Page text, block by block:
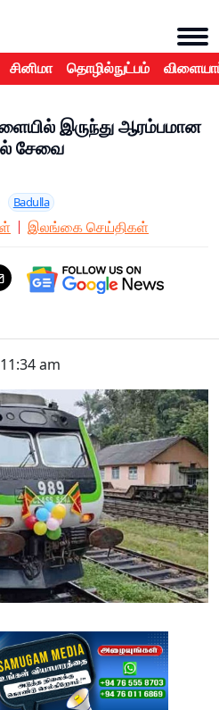
சினிமா தொழில்நுட்பம்
இருந்து ஆரம்பமான
சேவை
Badulla
இலங்கை செய்திகள்
am